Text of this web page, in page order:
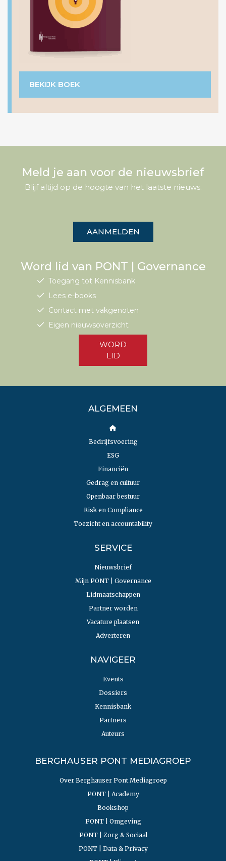
BEKIJK BOEK
Meld je aan voor de nieuwsbrief
Blijf altijd op de hoogte van het laatste nieuws.
AANMELDEN
Word lid van PONT | Governance
Toegang tot Kennisbank
Lees e-books
Contact met vakgenoten
Eigen nieuwsoverzicht
WORD
LID
ALGEMEEN
Bedrijfsvoering
ESG
Financiën
Gedrag en cultuur
Openbaar bestuur
Risk en Compliance
Toezicht en accountability
SERVICE
Nieuwsbrief
Mijn PONT | Governance
Lidmaatschappen
Partner worden
Vacature plaatsen
Adverteren
NAVIGEER
Events
Dossiers
Kennisbank
Partners
Auteurs
BERGHAUSER PONT MEDIAGROEP
Over Berghauser Pont Mediagroep
PONT | Academy
Bookshop
PONT | Omgeving
PONT | Zorg & Sociaal
PONT | Data & Privacy